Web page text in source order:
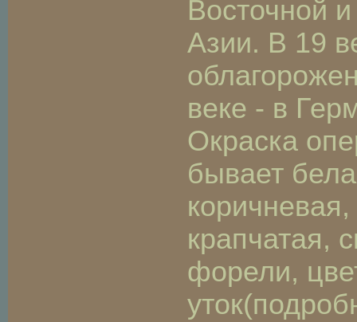
Восточной
Азии. В 19
веке - в
Окраска
бывает
крапчатая,
форели,